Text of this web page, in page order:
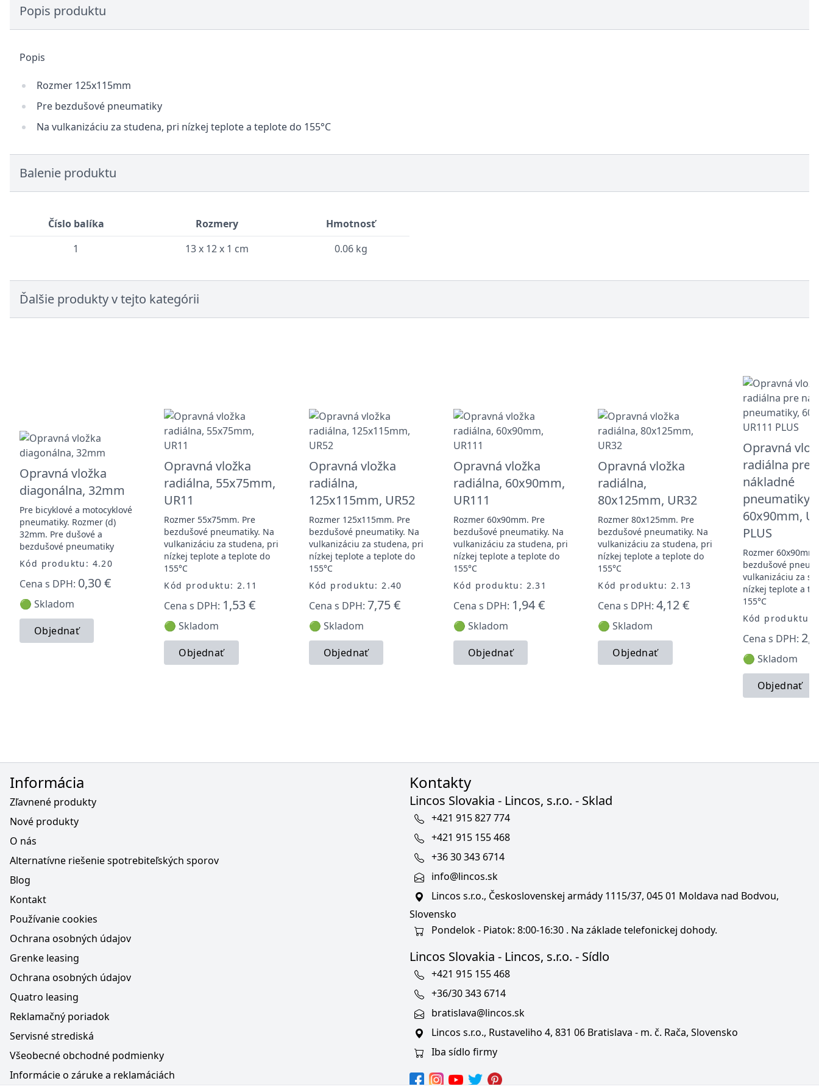
Popis produktu
Popis
Rozmer 125x115mm
Pre bezdušové pneumatiky
Na vulkanizáciu za studena, pri nízkej teplote a teplote do 155°C
Balenie produktu
Číslo balíka Rozmery
Hmotnosť
1
13 x 12 x 1 cm 0.06 kg
Ďalšie produkty v tejto kategórii
Opravná vložka
diagonálna, 32mm
Pre bicyklové a motocyklové
pneumatiky. Rozmer (d)
32mm. Pre dušové a
bezdušové pneumatiky
Kód produktu: 4.20
Cena s DPH: 0,30 €
🟢 Skladom
Objednať
Opravná vložka
radiálna, 55x75mm,
UR11
Rozmer 55x75mm. Pre
bezdušové pneumatiky. Na
vulkanizáciu za studena, pri
nízkej teplote a teplote do
155°C
Kód produktu: 2.11
Cena s DPH: 1,53 €
🟢 Skladom
Objednať
Opravná vložka
radiálna,
125x115mm, UR52
Rozmer 125x115mm. Pre
bezdušové pneumatiky. Na
vulkanizáciu za studena, pri
nízkej teplote a teplote do
155°C
Kód produktu: 2.40
Cena s DPH: 7,75 €
🟢 Skladom
Objednať
Opravná vložka
radiálna, 60x90mm,
UR111
Rozmer 60x90mm. Pre
bezdušové pneumatiky. Na
vulkanizáciu za studena, pri
nízkej teplote a teplote do
155°C
Kód produktu: 2.31
Cena s DPH: 1,94 €
🟢 Skladom
Objednať
Opravná vložka
radiálna,
80x125mm, UR32
Rozmer 80x125mm. Pre
bezdušové pneumatiky. Na
vulkanizáciu za studena, pri
nízkej teplote a teplote do
155°C
Kód produktu: 2.13
Cena s DPH:4,12 €
🟢 Skladom
Objednať
Opravná
radiálna pre
nákladné
pneumatiky,
60x90mm,
PLUS
Rozmer
bezdušové
vulkanizáciu za
nízkej teplote a
155°C
Kód produktu:
Cena s DPH:
🟢 Skladom
Objednať
Informácia
Zľavnené produkty
Nové produkty
O nás
Alternatívne riešenie spotrebiteľských sporov
Blog
Kontakt
Používanie cookies
Ochrana osobných údajov
Grenke leasing
Ochrana osobných údajov
Quatro leasing
Reklamačný poriadok
Servisné strediská
Všeobecné obchodné podmienky
Informácie o záruke a reklamáciách
Kontakty
Lincos Slovakia - Lincos, s.r.o. - Sklad
+421 915 827 774
+421 915 155 468
+36 30 343 6714
info@lincos.sk
Lincos s.r.o., Československej armády 1115/37, 045 01 Moldava nad Bodvou,
Slovensko
Pondelok - Piatok: 8:00-16:30 . Na základe telefonickej dohody.
Lincos Slovakia - Lincos, s.r.o. - Sídlo
+421 915 155 468
+36/30 343 6714
bratislava@lincos.sk
Lincos s.r.o., Rustaveliho 4, 831 06 Bratislava - m. č. Rača, Slovensko
Iba sídlo firmy